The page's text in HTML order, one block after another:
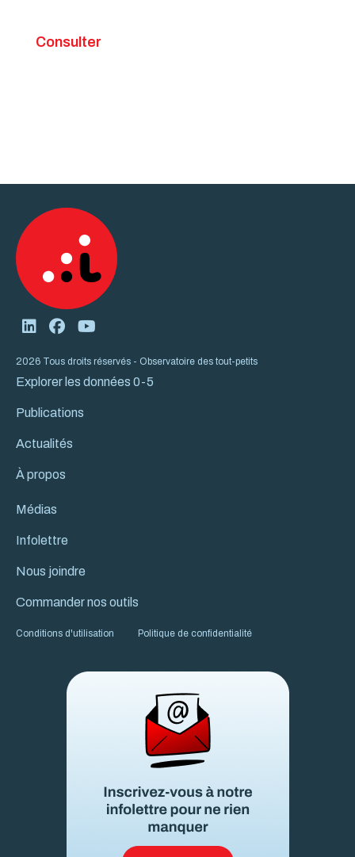
Consulter
2026 Tous droits réservés - Observatoire des tout-petits
Explorer les données 0-5
Publications
Actualités
À propos
Médias
Infolettre
Nous joindre
Commander nos outils
Conditions d'utilisation Politique de confidentialité